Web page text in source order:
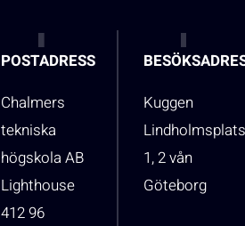
POSTADRESS
Chalmers
tekniska
högskola AB
Lighthouse
412 96
Kuggen
1, 2 vån
Göteborg